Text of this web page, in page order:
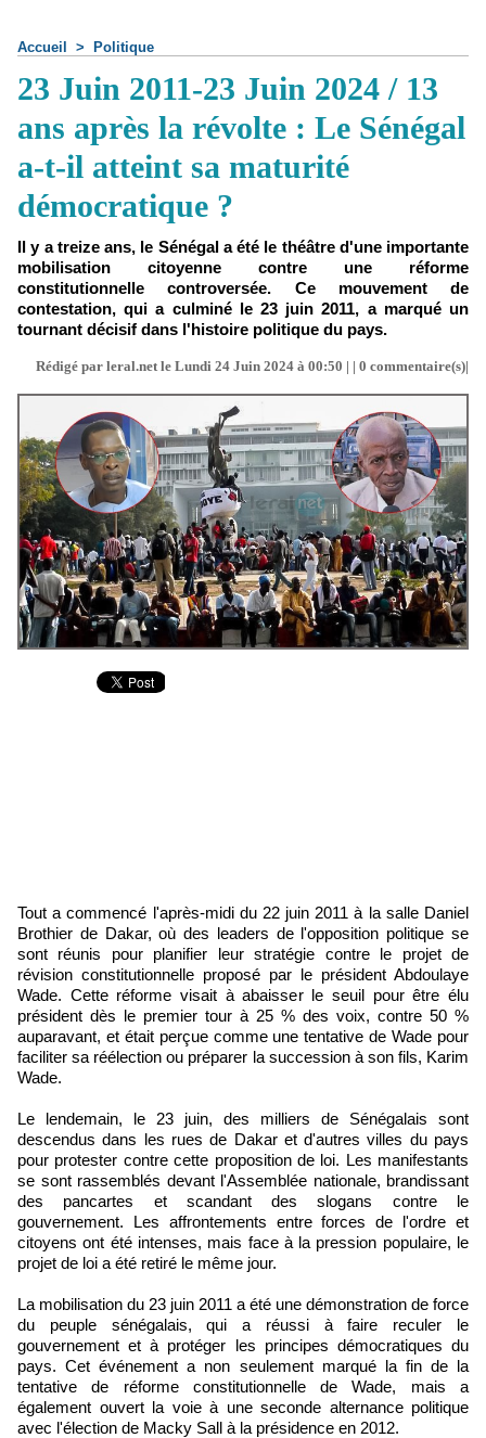
Accueil > Politique
23 Juin 2011-23 Juin 2024 / 13
ans après la révolte : Le Sénégal
a-t-il atteint sa maturité
démocratique ?
Il y a treize ans, le Sénégal a été le théâtre d'une importante
mobilisation citoyenne contre une réforme
constitutionnelle controversée. Ce mouvement de
contestation, qui a culminé le 23 juin 2011, a marqué un
tournant décisif dans l'histoire politique du pays.
Rédigé par leral.net le Lundi 24 Juin 2024 à 00:50 | | 0 commentaire(s)|
Tout a commencé l'après-midi du 22 juin 2011 à la salle Daniel
Brothier de Dakar, où des leaders de l'opposition politique se
sont réunis pour planifier leur stratégie contre le projet de
révision constitutionnelle proposé par le président Abdoulaye
Wade. Cette réforme visait à abaisser le seuil pour être élu
président dès le premier tour à 25 % des voix, contre 50 %
auparavant, et était perçue comme une tentative de Wade pour
faciliter sa réélection ou préparer la succession à son fils, Karim
Wade.
Le lendemain, le 23 juin, des milliers de Sénégalais sont
descendus dans les rues de Dakar et d'autres villes du pays
pour protester contre cette proposition de loi. Les manifestants
se sont rassemblés devant l'Assemblée nationale, brandissant
des pancartes et scandant des slogans contre le
gouvernement. Les affrontements entre forces de l'ordre et
citoyens ont été intenses, mais face à la pression populaire, le
projet de loi a été retiré le même jour.
La mobilisation du 23 juin 2011 a été une démonstration de force
du peuple sénégalais, qui a réussi à faire reculer le
gouvernement et à protéger les principes démocratiques du
pays. Cet événement a non seulement marqué la fin de la
tentative de réforme constitutionnelle de Wade, mais a
également ouvert la voie à une seconde alternance politique
avec l'élection de Macky Sall à la présidence en 2012.